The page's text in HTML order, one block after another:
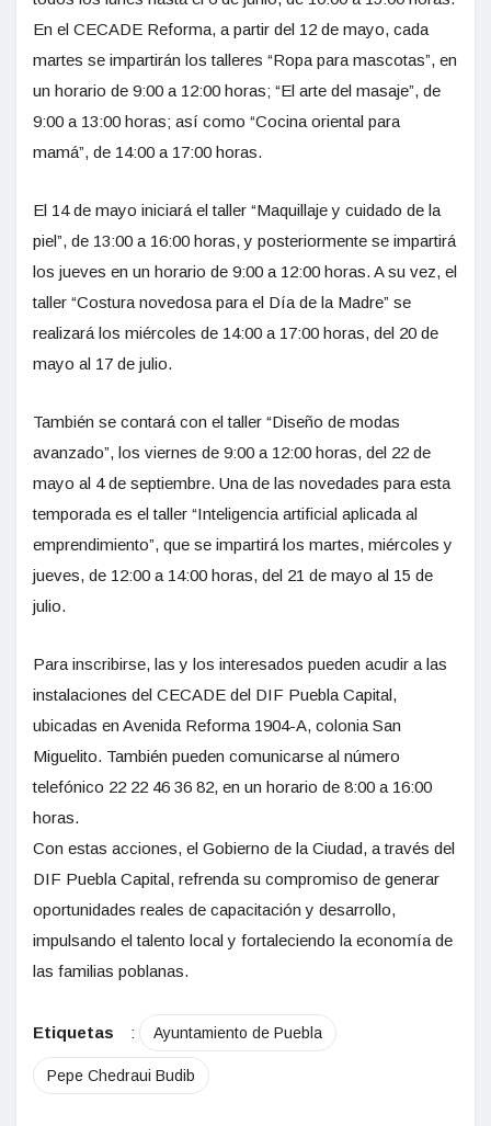
En el CECADE Reforma, a partir del 12 de mayo, cada
martes se impartirán los talleres “Ropa para mascotas”, en
un horario de 9:00 a 12:00 horas; “El arte del masaje”, de
9:00 a 13:00 horas; así como “Cocina oriental para
mamá”, de 14:00 a 17:00 horas.
El 14 de mayo iniciará el taller “Maquillaje y cuidado de la
piel”, de 13:00 a 16:00 horas, y posteriormente se impartirá
los jueves en un horario de 9:00 a 12:00 horas. A su vez, el
taller “Costura novedosa para el Día de la Madre” se
realizará los miércoles de 14:00 a 17:00 horas, del 20 de
mayo al 17 de julio.
También se contará con el taller “Diseño de modas
avanzado”, los viernes de 9:00 a 12:00 horas, del 22 de
mayo al 4 de septiembre. Una de las novedades para esta
temporada es el taller “Inteligencia artificial aplicada al
emprendimiento”, que se impartirá los martes, miércoles y
jueves, de 12:00 a 14:00 horas, del 21 de mayo al 15 de
julio.
Para inscribirse, las y los interesados pueden acudir a las
instalaciones del CECADE del DIF Puebla Capital,
ubicadas en Avenida Reforma 1904-A, colonia San
Miguelito. También pueden comunicarse al número
telefónico 22 22 46 36 82, en un horario de 8:00 a 16:00
horas.
Con estas acciones, el Gobierno de la Ciudad, a través del
DIF Puebla Capital, refrenda su compromiso de generar
oportunidades reales de capacitación y desarrollo,
impulsando el talento local y fortaleciendo la economía de
las familias poblanas.
Etiquetas : Ayuntamiento de Puebla
Pepe Chedraui Budib